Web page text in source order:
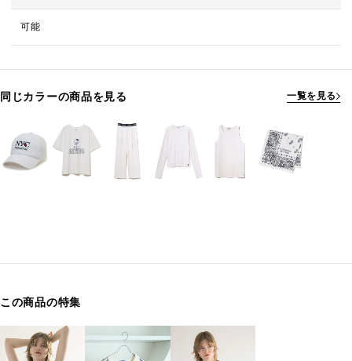
可能
同じカラーの商品を見る 一覧を見る
この商品の特集